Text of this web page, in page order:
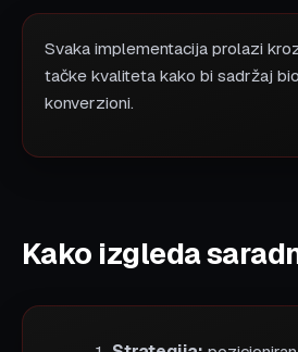
Svaka implementacija prolazi
tačke kvaliteta kako bi sadržaj
konverzioni.
Kako izgleda